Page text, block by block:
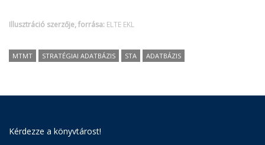
Illusztráció szerzője, forrása: ELTE EKL
MTMT STRATÉGIAI ADATBÁZIS STA ADATBÁZIS
Kérdezze a könyvtárost!